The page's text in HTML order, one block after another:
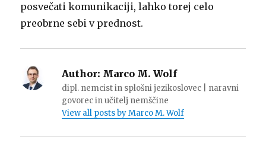
posvečati komunikaciji, lahko torej celo
preobrne sebi v prednost.
Author: Marco M. Wolf
dipl. nemcist in splošni jezikoslovec | naravni
govorec in učitelj nemščine
View all posts by Marco M. Wolf